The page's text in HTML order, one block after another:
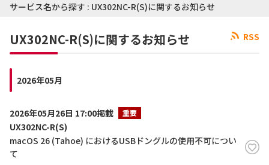
OCNのお客さまはこちら
サービス名から探す : UX302NC-R(S)に関するお知らせ
RSS
UX302NC-R(S)に関するお知らせ
2026年05月
2026年05月26日 17:00掲載 重要
UX302NC-R(S)
macOS 26 (Tahoe) におけるUSBドングルの使用不可につい
て